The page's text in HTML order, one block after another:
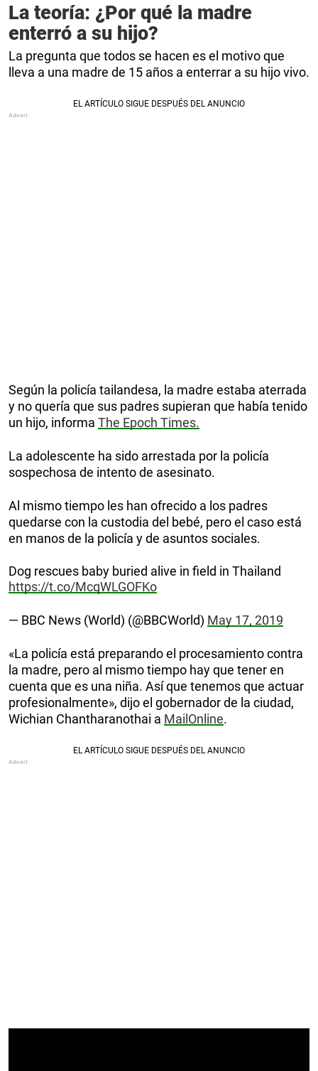
La teoría: ¿Por qué la madre
enterró a su hijo?
La pregunta que todos se hacen es el motivo que
lleva a una madre de 15 años a enterrar a su hijo vivo.
Según la policía tailandesa, la madre estaba aterrada
y no quería que sus padres supieran que había tenido
un hijo, informa The Epoch Times.
La adolescente ha sido arrestada por la policía
sospechosa de intento de asesinato.
Al mismo tiempo les han ofrecido a los padres
quedarse con la custodia del bebé, pero el caso está
en manos de la policía y de asuntos sociales.
Dog rescues baby buried alive in field in Thailand
https://t.co/McqWLGOFKo
— BBC News (World) (@BBCWorld) May 17, 2019
«La policía está preparando el procesamiento contra
la madre, pero al mismo tiempo hay que tener en
cuenta que es una niña. Así que tenemos que actuar
profesionalmente», dijo el gobernador de la ciudad,
Wichian Chantharanothai a MailOnline.